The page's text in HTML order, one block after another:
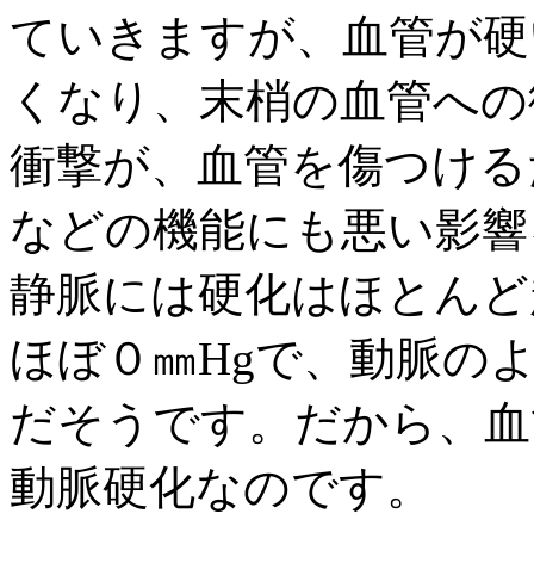
ていきますが、血管が
くなり、末梢の血管へ
衝撃が、血管を傷つけ
などの機能にも悪い影
静脈には硬化はほとん
ほぼ０㎜Hgで、動脈の
だそうです。だから、
動脈硬化なのです。